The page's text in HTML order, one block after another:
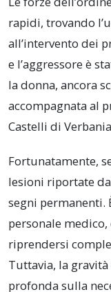
rapidi, trovando
all’intervento dei
e l’aggressore è
la donna, ancora
accompagnata al
Castelli di
Fortunatamente,
lesioni riportate
segni permanenti.
personale medico,
riprendersi
Tuttavia, la
profonda sulla